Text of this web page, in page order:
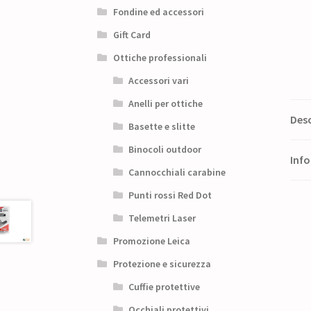
Fondine ed accessori
Gift Card
Ottiche professionali
Accessori vari
Anelli per ottiche
Basette e slitte
Binocoli outdoor
Cannocchiali carabine
Punti rossi Red Dot
Telemetri Laser
Promozione Leica
Protezione e sicurezza
Cuffie protettive